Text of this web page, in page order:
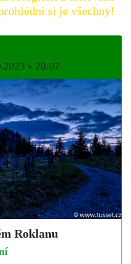
si je všechny!
v 20:07
Roklanu